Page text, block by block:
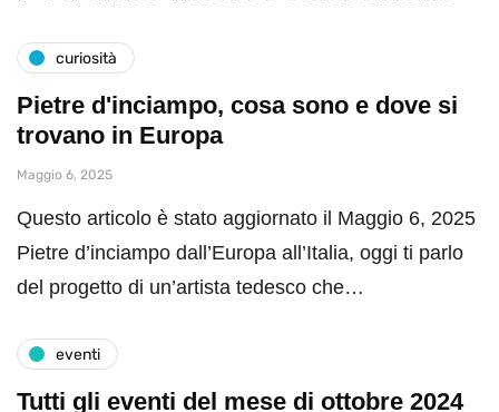
curiosità
Pietre d'inciampo, cosa sono e dove si
trovano in Europa
Maggio 6, 2025
Questo articolo è stato aggiornato il Maggio 6, 2025
Pietre d’inciampo dall’Europa all’Italia, oggi ti parlo
del progetto di un’artista tedesco che…
eventi
Tutti gli eventi del mese di ottobre 2024